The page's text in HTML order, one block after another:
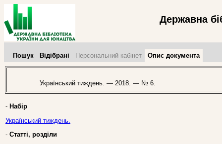
Державна
Пошук Відібрані Персональний кабінет Опис документа
Український тиждень. — 2018. — № 6.
- Набір
Український тиждень.
- Статті, розділи